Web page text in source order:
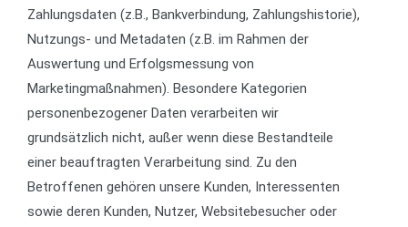
Zahlungsdaten (z.B., Bankverbindung, Zahlungshistorie),
Nutzungs- und Metadaten (z.B. im Rahmen der
Auswertung und Erfolgsmessung von
Marketingmaßnahmen). Besondere Kategorien
personenbezogener Daten verarbeiten wir
grundsätzlich nicht, außer wenn diese Bestandteile
einer beauftragten Verarbeitung sind. Zu den
Betroffenen gehören unsere Kunden, Interessenten
sowie deren Kunden, Nutzer, Websitebesucher oder